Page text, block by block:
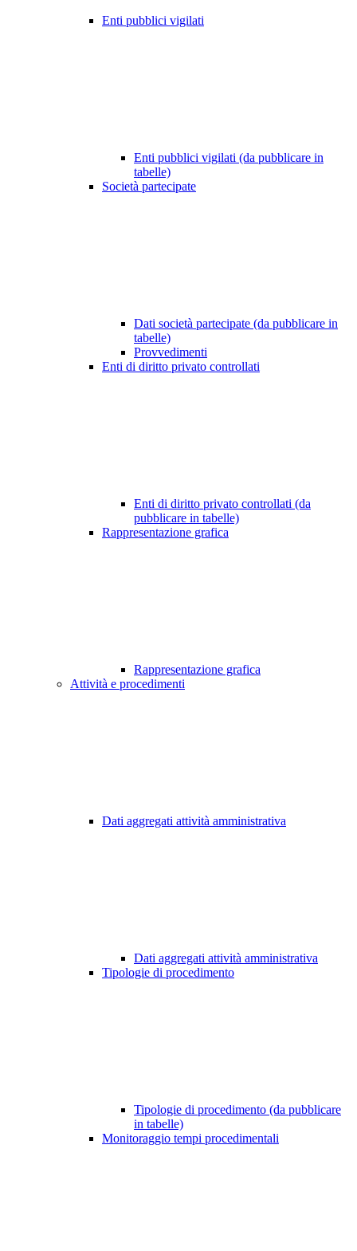
Enti pubblici vigilati
Enti pubblici vigilati (da pubblicare in
tabelle)
Società partecipate
Dati società partecipate (da pubblicare in
tabelle)
Provvedimenti
Enti di diritto privato controllati
Enti di diritto privato controllati (da
pubblicare in tabelle)
Rappresentazione grafica
Rappresentazione grafica
Attività e procedimenti
Dati aggregati attività amministrativa
Dati aggregati attività amministrativa
Tipologie di procedimento
Tipologie di procedimento (da pubblicare
in tabelle)
Monitoraggio tempi procedimentali